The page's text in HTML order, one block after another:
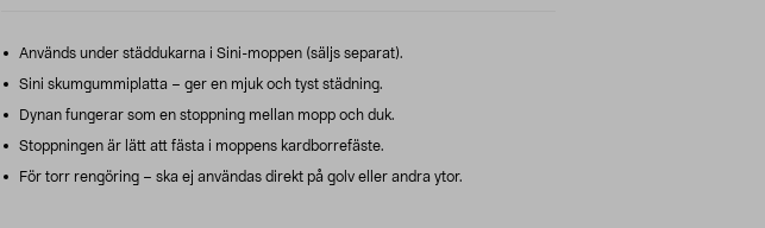
Används under städdukarna i Sini-moppen (säljs separat).
Sini skumgummiplatta – ger en mjuk och tyst städning.
Dynan fungerar som en stoppning mellan mopp och duk.
Stoppningen är lätt att fästa i moppens kardborrefäste.
För torr rengöring – ska ej användas direkt på golv eller andra ytor.